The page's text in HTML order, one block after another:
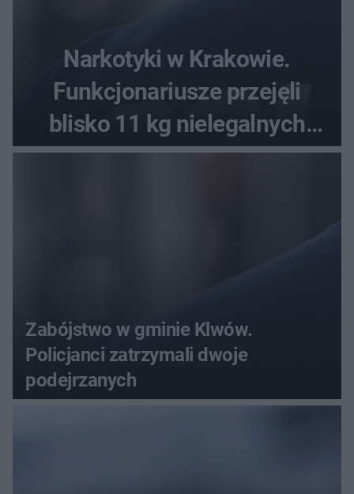
Narkotyki w Krakowie.
Funkcjonariusze przejęli
blisko 11 kg nielegalnych
substancji
Zabójstwo w gminie Klwów.
Policjanci zatrzymali dwoje
podejrzanych